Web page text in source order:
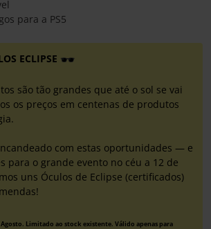
para a PS5
ECLIPSE
são tão grandes que até o sol se vai
os preços em centenas de produtos
com estas oportunidades — e
para o grande evento no céu a 12 de
uns Óculos de Eclipse (certificados)
Limitado ao stock existente. Válido apenas para